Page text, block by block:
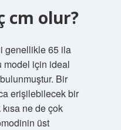
cm olur?
genellikle 65 ila
model için ideal
Bir
erişilebilecek bir
ne de çok
üst